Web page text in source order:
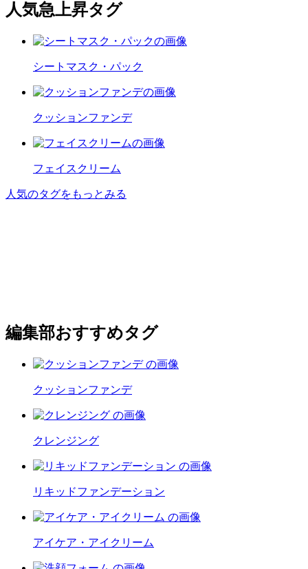
人気急上昇タグ
シートマスク・パック
クッションファンデ
フェイスクリーム
人気のタグをもっとみる
編集部おすすめタグ
クッションファンデ
クレンジング
リキッドファンデーション
アイケア・アイクリーム